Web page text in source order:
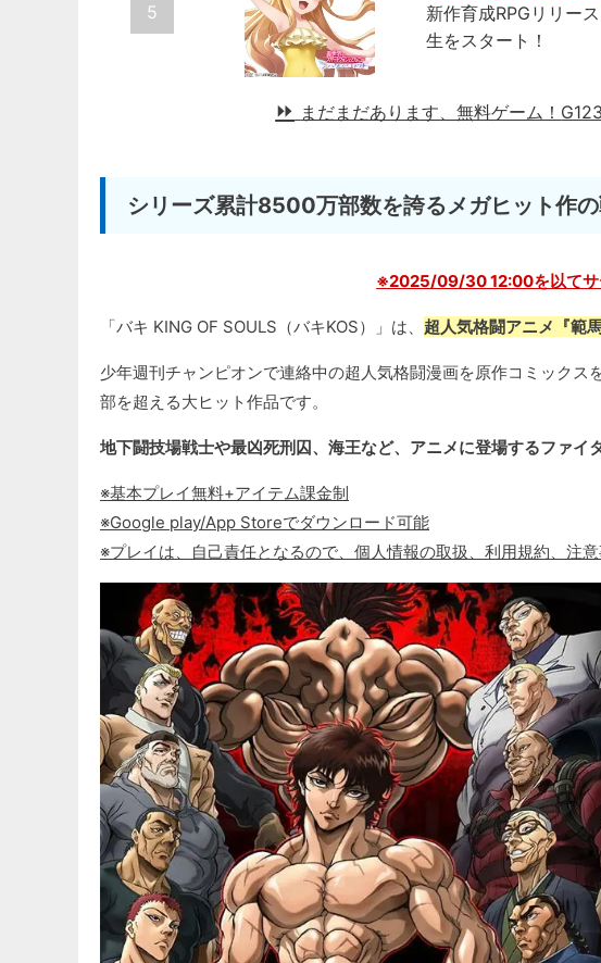
5
新作育成RPGリリー
生をスタート！
まだまだあります、無料ゲーム！
シリーズ累計8500万部数を誇るメガヒット作
※2025/09/30 12:00を以てサ
「バキ KING OF SOULS（バキKOS）」は、 超人気格闘アニメ『範
少年週刊チャンピオンで連絡中の超人気格闘漫画を原作コミック
部を超える大ヒット作品です。
地下闘技場戦士や最凶死刑囚、海王など、アニメに登場するファイ
※基本プレイ無料+アイテム課金制
※Google play/App Storeでダウンロード可能
※プレイは、自己責任となるので、個人情報の取扱、利用規約、注